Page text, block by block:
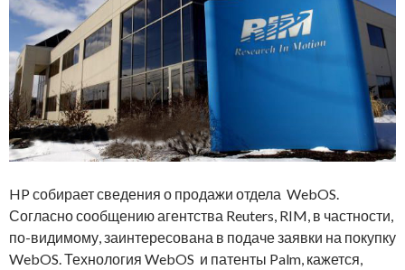
HP собирает сведения о продажи отдела WebOS.
Согласно сообщению агентства Reuters, RIM, в частности,
по-видимому, заинтересована в подаче заявки на покупку
WebOS. Технология WebOS и патенты Palm, кажется,